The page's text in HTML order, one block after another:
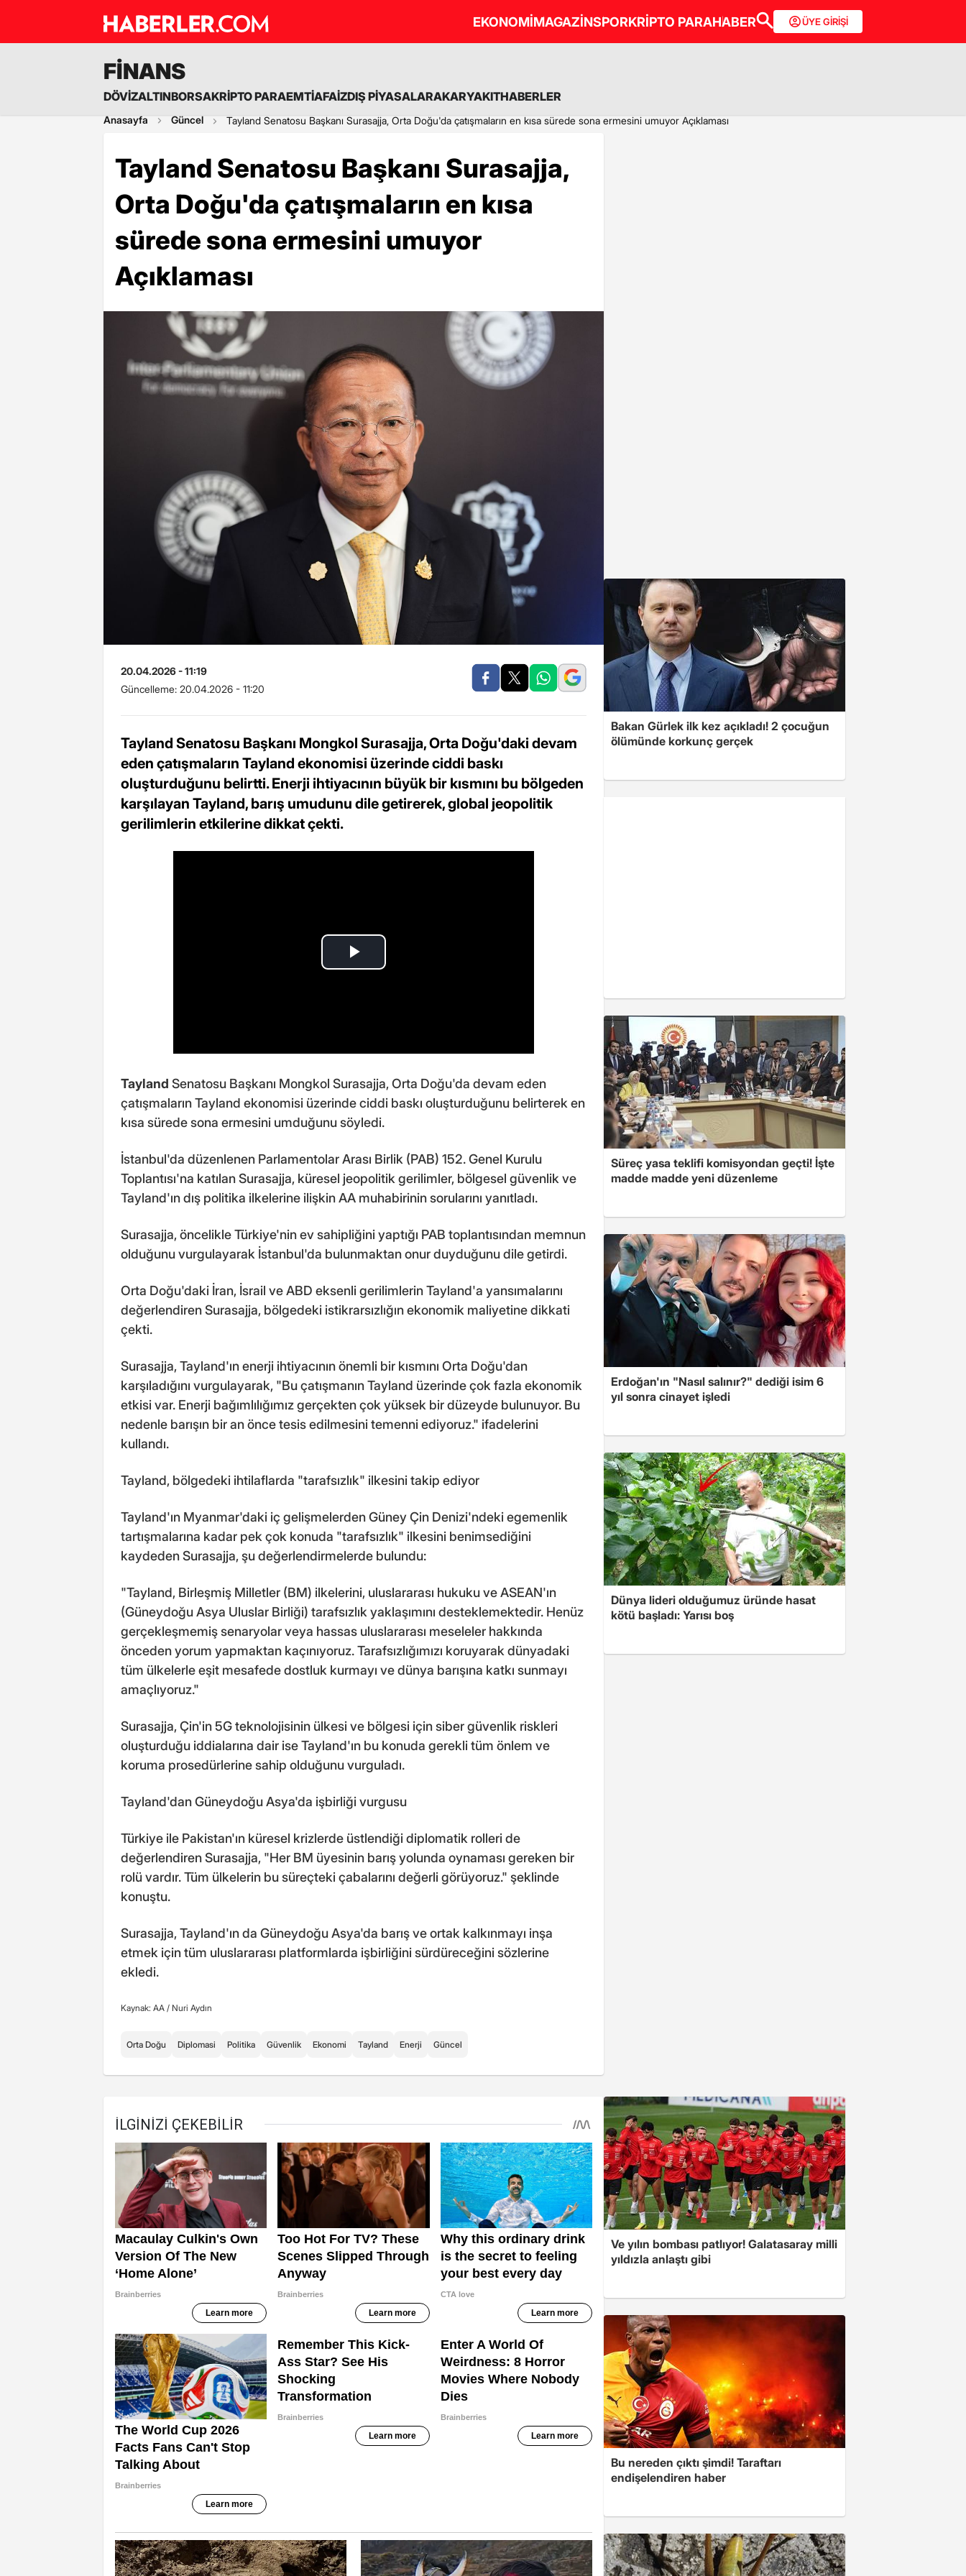
EKONOMİMAGAZİNSPORKRİPTO PARAHABER ÜYE GİRİŞİ
FİNANS
DÖVİZALTINBORSAKRİPTO PARAEMTİAFAİZDIŞ PİYASALARAKARYAKITHABERLER
Anasayfa Güncel Tayland Senatosu Başkanı Surasajja, Orta Doğu'da çatışmaların en kısa sürede sona ermesini umuyor Açıklaması
Tayland Senatosu Başkanı Surasajja,
Orta Doğu'da çatışmaların en kısa
sürede sona ermesini umuyor
Açıklaması
20.04.2026 - 11:19
Güncelleme: 20.04.2026 - 11:20
Tayland Senatosu Başkanı Mongkol Surasajja, Orta Doğu'daki devam
eden çatışmaların Tayland ekonomisi üzerinde ciddi baskı
oluşturduğunu belirtti. Enerji ihtiyacının büyük bir kısmını bu bölgeden
karşılayan Tayland, barış umudunu dile getirerek, global jeopolitik
gerilimlerin etkilerine dikkat çekti.
Tayland Senatosu Başkanı Mongkol Surasajja, Orta Doğu'da devam eden
çatışmaların Tayland ekonomisi üzerinde ciddi baskı oluşturduğunu belirterek en
kısa sürede sona ermesini umduğunu söyledi.
İstanbul'da düzenlenen Parlamentolar Arası Birlik (PAB) 152. Genel Kurulu
Toplantısı'na katılan Surasajja, küresel jeopolitik gerilimler, bölgesel güvenlik ve
Tayland'ın dış politika ilkelerine ilişkin AA muhabirinin sorularını yanıtladı.
Surasajja, öncelikle Türkiye'nin ev sahipliğini yaptığı PAB toplantısından memnun
olduğunu vurgulayarak İstanbul'da bulunmaktan onur duyduğunu dile getirdi.
Orta Doğu'daki İran, İsrail ve ABD eksenli gerilimlerin Tayland'a yansımalarını
değerlendiren Surasajja, bölgedeki istikrarsızlığın ekonomik maliyetine dikkati
çekti.
Surasajja, Tayland'ın enerji ihtiyacının önemli bir kısmını Orta Doğu'dan
karşıladığını vurgulayarak, "Bu çatışmanın Tayland üzerinde çok fazla ekonomik
etkisi var. Enerji bağımlılığımız gerçekten çok yüksek bir düzeyde bulunuyor. Bu
nedenle barışın bir an önce tesis edilmesini temenni ediyoruz." ifadelerini
kullandı.
Tayland, bölgedeki ihtilaflarda "tarafsızlık" ilkesini takip ediyor
Tayland'ın Myanmar'daki iç gelişmelerden Güney Çin Denizi'ndeki egemenlik
tartışmalarına kadar pek çok konuda "tarafsızlık" ilkesini benimsediğini
kaydeden Surasajja, şu değerlendirmelerde bulundu:
"Tayland, Birleşmiş Milletler (BM) ilkelerini, uluslararası hukuku ve ASEAN'ın
(Güneydoğu Asya Uluslar Birliği) tarafsızlık yaklaşımını desteklemektedir. Henüz
gerçekleşmemiş senaryolar veya hassas uluslararası meseleler hakkında
önceden yorum yapmaktan kaçınıyoruz. Tarafsızlığımızı koruyarak dünyadaki
tüm ülkelerle eşit mesafede dostluk kurmayı ve dünya barışına katkı sunmayı
amaçlıyoruz."
Surasajja, Çin'in 5G teknolojisinin ülkesi ve bölgesi için siber güvenlik riskleri
oluşturduğu iddialarına dair ise Tayland'ın bu konuda gerekli tüm önlem ve
koruma prosedürlerine sahip olduğunu vurguladı.
Tayland'dan Güneydoğu Asya'da işbirliği vurgusu
Türkiye ile Pakistan'ın küresel krizlerde üstlendiği diplomatik rolleri de
değerlendiren Surasajja, "Her BM üyesinin barış yolunda oynaması gereken bir
rolü vardır. Tüm ülkelerin bu süreçteki çabalarını değerli görüyoruz." şeklinde
konuştu.
Surasajja, Tayland'ın da Güneydoğu Asya'da barış ve ortak kalkınmayı inşa
etmek için tüm uluslararası platformlarda işbirliğini sürdüreceğini sözlerine
ekledi.
Kaynak: AA / Nuri Aydın
Orta Doğu Diplomasi Politika Güvenlik Ekonomi Tayland Enerji Güncel
Bakan Gürlek ilk kez açıkladı! 2 çocuğun
ölümünde korkunç gerçek
Süreç yasa teklifi komisyondan geçti! İşte
madde madde yeni düzenleme
Erdoğan'ın "Nasıl salınır?" dediği isim 6
yıl sonra cinayet işledi
Dünya lideri olduğumuz üründe hasat
kötü başladı: Yarısı boş
Ve yılın bombası patlıyor! Galatasaray milli
yıldızla anlaştı gibi
Bu nereden çıktı şimdi! Taraftarı
endişelendiren haber